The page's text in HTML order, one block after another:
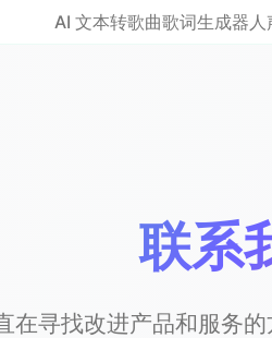
AI 文本转歌曲歌词生成器
联系
在寻找改进产品和服务